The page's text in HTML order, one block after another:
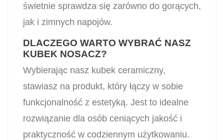
świetnie sprawdza się zarówno do gorących,
jak i zimnych napojów.
DLACZEGO WARTO WYBRAĆ NASZ
KUBEK NOSACZ?
Wybierając nasz kubek ceramiczny,
stawiasz na produkt, który łączy w sobie
funkcjonalność z estetyką. Jest to idealne
rozwiązanie dla osób ceniących jakość i
praktyczność w codziennym użytkowaniu.